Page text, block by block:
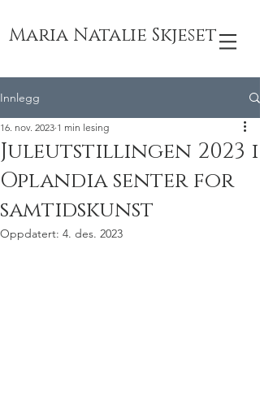
Maria Natalie Skjeset
Innlegg
Juleutstillingen 2023 i
Oplandia senter for
samtidskunst
16. nov. 2023 1 min lesing
Oppdatert: 4. des. 2023